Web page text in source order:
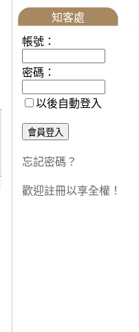
知客處
帳號：
密碼：
以後自動登入
忘記密碼？
歡迎註冊以享全權！